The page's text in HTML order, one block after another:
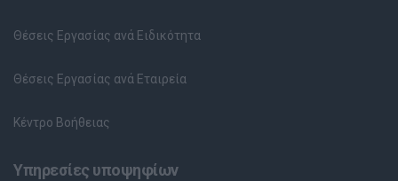
Θέσεις Εργασίας ανά Ειδικότητα
Θέσεις Εργασίας ανά Εταιρεία
Κέντρο Βοήθειας
Υπηρεσίες υποψηφίων